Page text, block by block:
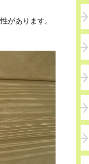
があります。